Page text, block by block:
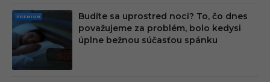
PRE
MIU
M
Budíte sa uprostred noci? To, čo dnes
považujeme za problém, bolo kedysi
úplne bežnou súčasťou spánku